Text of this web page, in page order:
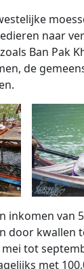
naar
Ban Pak
de
inkomen van
door kwallen
tot
met